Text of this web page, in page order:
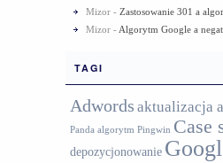
Mizor - Zastosowanie 301 a
Mizor - Algorytm Google a
TAGI
Adwords aktualizacja
Panda algorytm Pingwin Case
depozycjonowanie